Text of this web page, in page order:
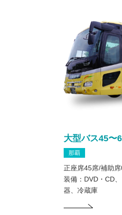
大型バス45〜
那覇
正座席45席/補助
装備：DVD・CD
器、冷蔵庫